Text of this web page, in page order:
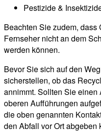
Pestizide &
Beachten Sie zudem,
Fernseher nicht an dem
werden können.
Bevor Sie sich auf den
sicherstellen, ob das
annimmt. Sollten Sie
oberen Aufführungen
die oben genannten
den Abfall vor Ort abgeben